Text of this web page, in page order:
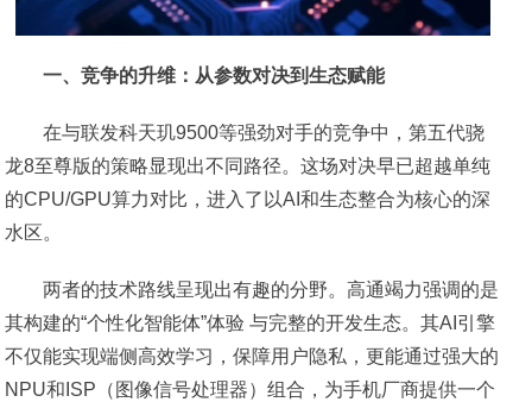
一、竞争的升维：从参数对决到生态赋能
在与联发科天玑9500等强劲对手的竞争中，第五代骁
龙8至尊版的策略显现出不同路径。这场对决早已超越单纯
的CPU/GPU算力对比，进入了以AI和生态整合为核心的深
水区。
两者的技术路线呈现出有趣的分野。高通竭力强调的是
其构建的“个性化智能体”体验 与完整的开发生态。其AI引擎
不仅能实现端侧高效学习，保障用户隐私，更能通过强大的
NPU和ISP（图像信号处理器）组合，为手机厂商提供一个